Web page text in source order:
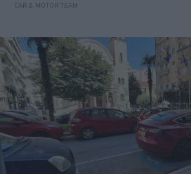
CAR & MOTOR TEAM